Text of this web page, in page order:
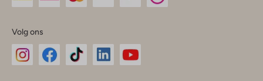
Volg ons